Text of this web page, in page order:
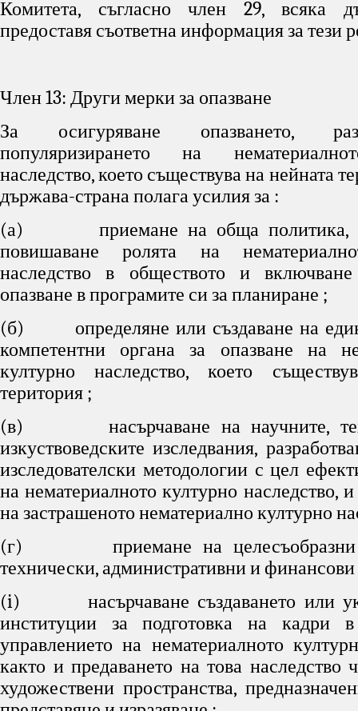
Комитета, съгласно член 29, всяка
предоставя съответна информация за тези
Член 13: Други мерки за опазване
За осигуряване опазването,
популяризирането на
наследство, което съществува на нейната
държава-страна полага усилия за :
(а) приемане на обща политика,
повишаване ролята на
наследство в обществото и
опазване в програмите си за планиране ;
(б) определяне или създаване на
компетентни органа за опазване на
културно наследство, което
територия ;
(в) насърчаване на научните,
изкуствоведските изследвания,
изследователски методологии с цел
на нематериалното културно наследство,
на застрашеното нематериално културно
(г) приемане на целесъобразни
технически, административни и финансови
(i) насърчаване създаването или
институции за подготовка на кадри
управлението на нематериалното
както и предаването на това наследство
художествени пространства,